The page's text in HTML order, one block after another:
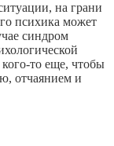
на грани
психика может
синдром
то еще, чтобы
отчаянием и